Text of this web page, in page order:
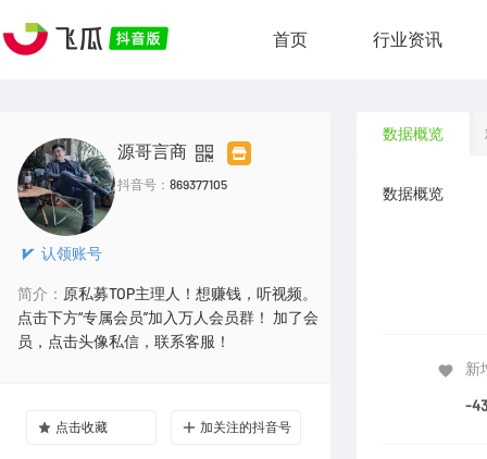
首页 行业资讯
认领账号
源哥言商
抖音号： 869377105
简介： 原私募TOP主理人！想赚钱，听视频。
点击下方“专属会员”加入万人会员群！ 加了会
员，点击头像私信，联系客服！
点击收藏 加关注的抖音号
数据概览
数据概览
新
-